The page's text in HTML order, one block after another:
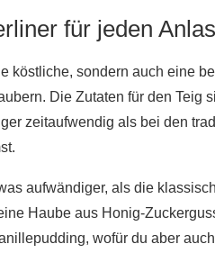
für jeden
köstliche, sondern auch eine
Die Zutaten für den Teig
zeitaufwendig als bei den
aufwändiger, als die
Haube aus Honig-
wofür du aber